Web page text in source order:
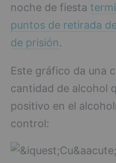
noche de fiesta
puntos de retirada
de prisión.
Este gráfico da una
cantidad de alcohol
positivo en el
control: